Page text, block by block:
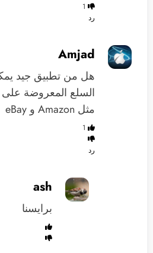
1
رد
Amjad
هل من تطبيق جيد
السلع المعروضة على
مثل Amazon و eBay
1
رد
ash
برايسنا